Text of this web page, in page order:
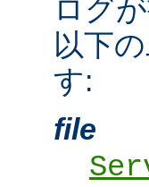
ログ
以下
す:
file